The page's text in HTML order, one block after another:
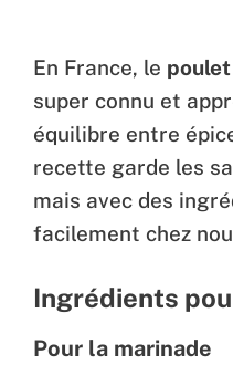
En France, le
super connu et
équilibre entre
recette garde les
mais avec des
facilement chez
Ingrédients
Pour la marinade